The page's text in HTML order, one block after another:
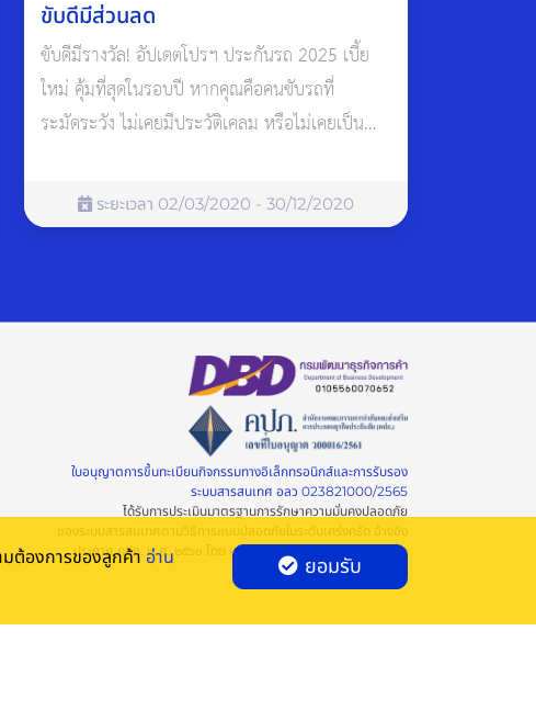
ขับดีมีส่วนลด
ขับดีมีรางวัล! อัปเดตโปรฯ ประกันรถ 2025 เบี้ย
ใหม่ คุ้มที่สุดในรอบปี หากคุณคือคนขับรถที่
ระมัดระวัง ไม่เคยมีประวัติเคลม หรือไม่เคยเป็น
ที่ไม่ควรพลาด จากโปรโมชั่นใหม่ของ อลิอันซ์
ประกันภัย
ระยะเวลา 02/03/2020 - 30/12/2020
ใบอนุญาตการขึ้นทะเบียนกิจกรรมทางอิเล็กทรอนิกส์และการรับรอง
ระบบสารสนเทศ อลว 023821000/2565
ได้รับการประเมินมาตรฐานการรักษาความมั่นคงปลอดภัย
ของระบบสารสนเทศตามวิธีการแบบปลอดภัยในระดับเคร่งครัด อ้างอิง
ประกาศ คปภ. พ.ศ. ๒๕๖๐ โดย บริษัท เอสจีเอส(ประเทศไทย) จำกัด
มต้องการของลูกค้า อ่าน
ยอมรับ